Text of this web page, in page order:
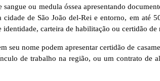
ou medula óssea apresentando
de São João del-Rei e entorno, em até
carteira de habilitação ou certidão de
seu nome podem apresentar certidão de
de trabalho na região, ou um contrato de